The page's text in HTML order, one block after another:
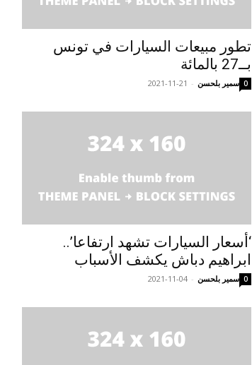
تطور مبيعات السيارات في تونس
بــ27 بالمائة
سمير بلحسن -
2021-11-21 0
‘أسعار السيارات تشهد ارتفاعا’..
ابراهيم دباش يكشف الأسباب
سمير بلحسن -
2021-11-04 0